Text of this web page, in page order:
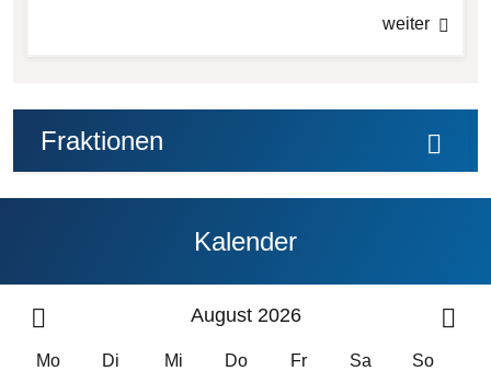
weiter
Fraktionen
Kalender
August 2026
Mo Di Mi Do Fr Sa So